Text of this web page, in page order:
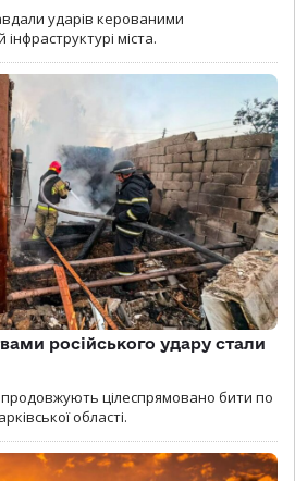
ударів керованими
міста.
російського удару стали
продовжують цілеспрямовано бити по
області.